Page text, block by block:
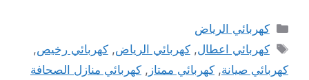
التصنيفات
كهربائي الرياض
الوسوم
كهربائي اعطال,كهربائي الرياض,كهربائي رخيص,
كهربائي صيانة, كهربائي ممتاز , كهربائي منازل الصحافة